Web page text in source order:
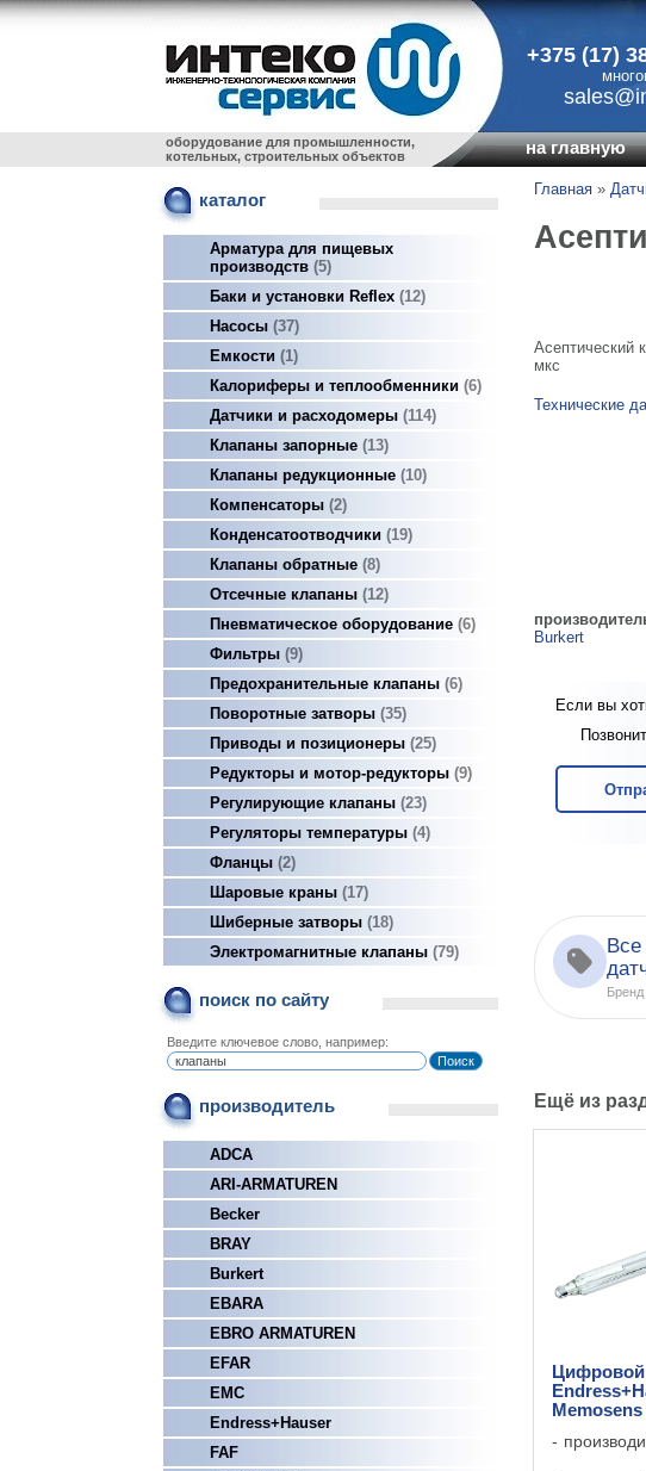
+375 (17)
оборудование для промышленности,
котельных, строительных объектов
на главную
каталог
Арматура для пищевых
производств 5
Баки и установки Reflex 12
Насосы 37
Емкости
1
Калориферы и теплообменники 6
Датчики и расходомеры 114
Клапаны запорные 13
Клапаны редукционные 10
Компенсаторы 2
Конденсатоотводчики
19
Клапаны обратные 8
Отсечные клапаны 12
Пневматическое оборудование 6
Фильтры 9
Предохранительные клапаны 6
Поворотные затворы 35
Приводы и позиционеры 25
Редукторы и мотор-редукторы 9
Регулирующие клапаны 23
Регуляторы температуры 4
Фланцы 2
Шаровые краны 17
Шиберные затворы 18
Электромагнитные клапаны 79
поиск по сайту
Введите ключевое слово, например:
производитель
ADCA
ARI-ARMATUREN
Becker
BRAY
Burkert
EBARA
EBRO ARMATUREN
EFAR
EMC
Endress+Hauser
FAF
Главная »
Асептический
мкс
Технические
Burkert
Если вы
Все
Бренд
Ещё из
Цифровой